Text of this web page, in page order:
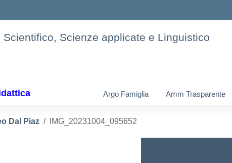
Scienze applicate e Linguistico
Argo Famiglia Amm Trasparente
Dal Piaz IMG_20231004_095652